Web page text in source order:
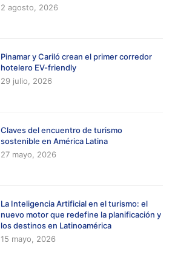
2 agosto, 2026
Pinamar y Cariló crean el primer corredor
hotelero EV-friendly
29 julio, 2026
Claves del encuentro de turismo
sostenible en América Latina
27 mayo, 2026
La Inteligencia Artificial en el turismo: el
nuevo motor que redefine la planificación y
los destinos en Latinoamérica
15 mayo, 2026